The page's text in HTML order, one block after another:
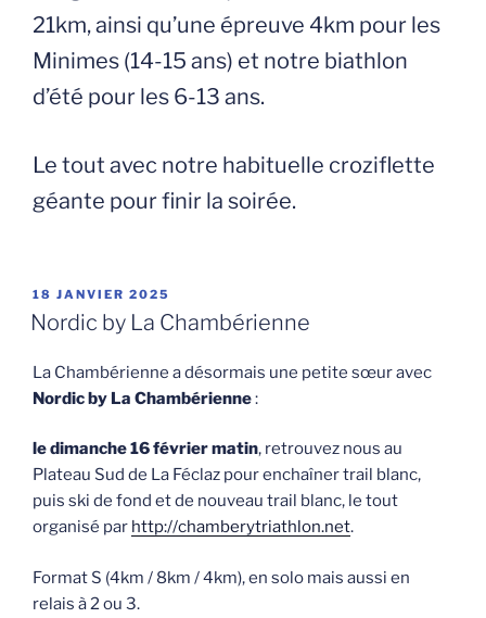
21km, ainsi qu’une épreuve 4km pour les
Minimes (14-15 ans) et notre biathlon
d’été pour les 6-13 ans.
Le tout avec notre habituelle croziflette
géante pour finir la soirée.
PUBLIÉ
LE
18 JANVIER 2025
Nordic by La Chambérienne
La Chambérienne a désormais une petite sœur avec
Nordic by La Chambérienne:
le dimanche 16 février matin, retrouvez nous au
Plateau Sud de La Féclaz pour enchaîner trail blanc,
puis ski de fond et de nouveau trail blanc, le tout
organisé par http://chamberytriathlon.net.
Format S (4km / 8km / 4km), en solo mais aussi en
relais à 2 ou 3.